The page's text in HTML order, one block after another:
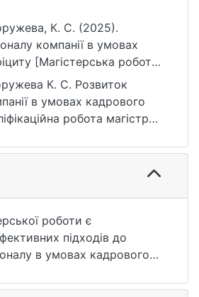
К. С. (2025).
компанії в умовах
[Магістерська робота,
університет імені
eKNUTSHIR.
handle/15071834/1405
К. С. Розвиток
в умовах кадрового
робота магістра :
Київ, 2025. 65 с. URL:
handle/15071834/1405
25.07.2026).
роботи є
підходів до
в умовах кадрового
мети